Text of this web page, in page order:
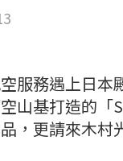
服務遇上日本
山基打造的「
，更請來木村